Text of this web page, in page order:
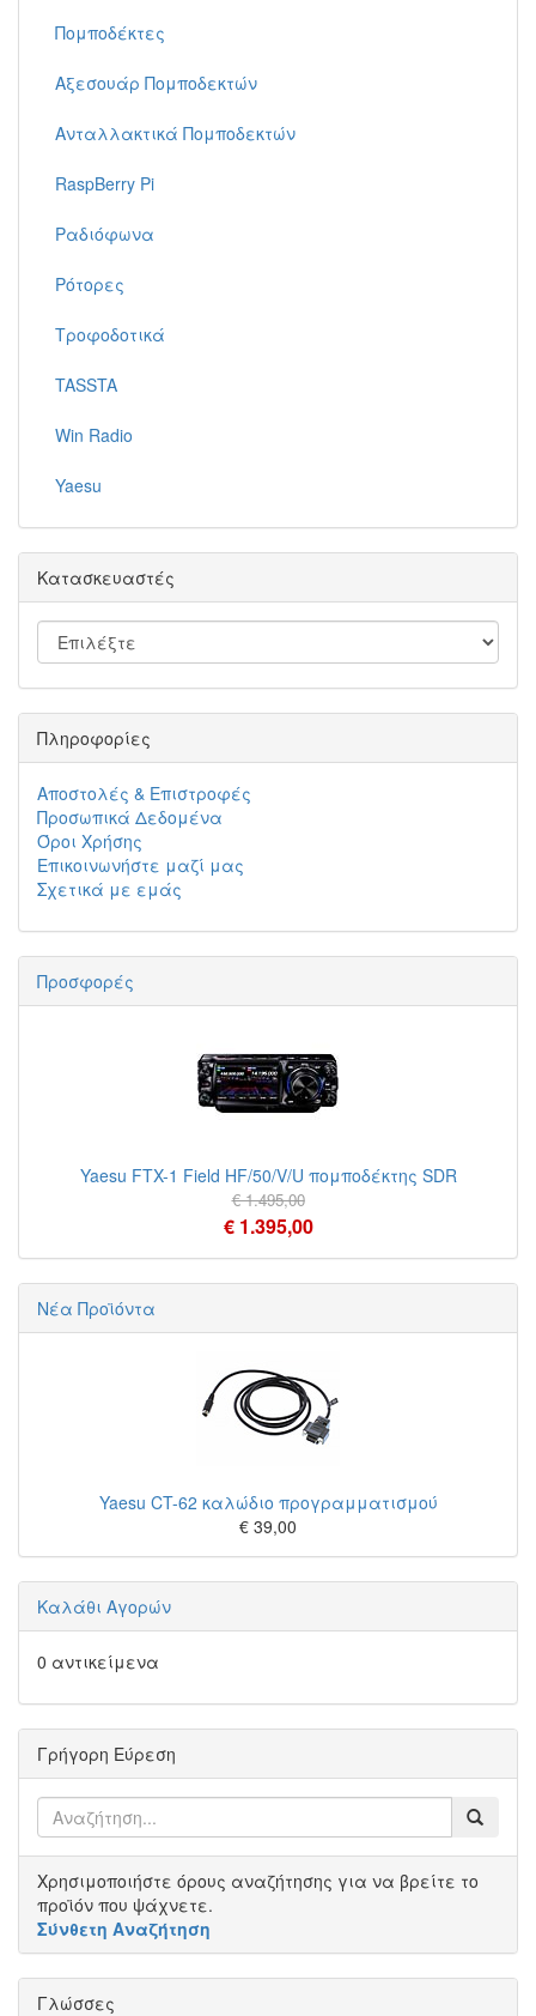
Πομποδέκτες
Αξεσουάρ Πομποδεκτών
Ανταλλακτικά Πομποδεκτών
RaspBerry Pi
Ραδιόφωνα
Ρότορες
Τροφοδοτικά
TASSTA
Win Radio
Yaesu
Κατασκευαστές
Πληροφορίες
Αποστολές & Επιστροφές
Προσωπικά Δεδομένα
Όροι Χρήσης
Επικοινωνήστε μαζί μας
Σχετικά με εμάς
Προσφορές
Yaesu FTX-1 Field HF/50/V/U πομποδέκτης SDR
€ 1.495,00
€ 1.395,00
Νέα Προϊόντα
Yaesu CT-62 καλώδιο προγραμματισμού
€ 39,00
Καλάθι Αγορών
0 αντικείμενα
Γρήγορη Εύρεση
Χρησιμοποιήστε όρους αναζήτησης για να βρείτε το
προϊόν που ψάχνετε.
Σύνθετη Αναζήτηση
Γλώσσες